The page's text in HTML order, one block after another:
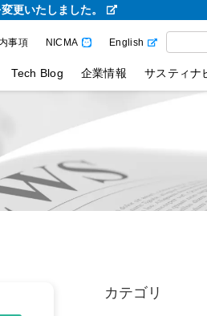
更いたしました。
事項 NICMA English
Tech Blog 企業情報 サスティナ
カテゴリ